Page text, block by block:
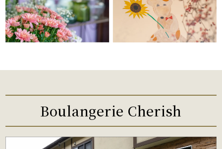
Boulangerie Cherish